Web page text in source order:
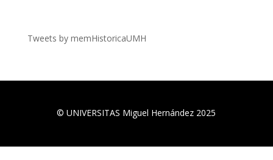
Tweets by memHistoricaUMH
©UNIVERSITAS Miguel Hernández 2025